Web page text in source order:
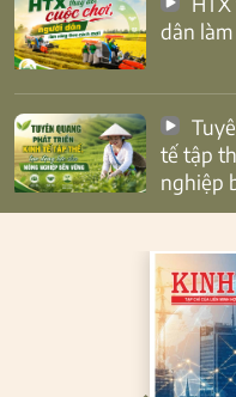
dân
tế tập
nghiệp